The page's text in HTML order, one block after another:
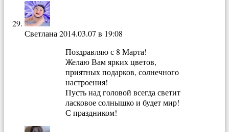
Светлана 2014.03.07 в 19:08
Поздравляю с 8 Марта!
Желаю Вам ярких цветов,
приятных подарков, солнечного
настроения!
Пусть над головой всегда светит
ласковое солнышко и будет мир!
С праздником!